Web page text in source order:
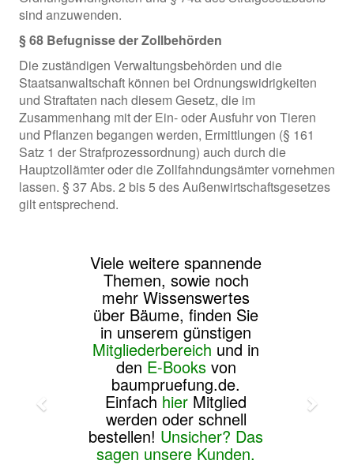
sind anzuwenden.
§ 68 Befugnisse der Zollbehörden
Die zuständigen Verwaltungsbehörden und die
Staatsanwaltschaft können bei Ordnungswidrigkeiten
und Straftaten nach diesem Gesetz, die im
Zusammenhang mit der Ein- oder Ausfuhr von Tieren
und Pflanzen begangen werden, Ermittlungen (§ 161
Satz 1 der Strafprozessordnung) auch durch die
Hauptzollämter oder die Zollfahndungsämter vornehmen
lassen. § 37 Abs. 2 bis 5 des Außenwirtschaftsgesetzes
gilt entsprechend.
Viele weitere spannende
Themen, sowie noch
mehr Wissenswertes
über Bäume, finden Sie
in unserem günstigen
Mitgliederbereich und in
den E-Booksvon
baumpruefung.de.
Einfach hier Mitglied
werden oder schnell
bestellen! Unsicher? Das
sagen unsere Kunden.